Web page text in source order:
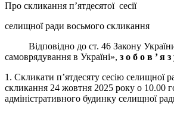
Про скликання п’ятдесятої сесії
селищної ради восьмого скликання
Відповідно до ст. 46 Закону
самоврядування в Україні», з о б о в ’ я
1. Скликати п’ятдесяту сесію селищної
скликання 24 жовтня 2025 року о 10.00
адміністративного будинку селищної